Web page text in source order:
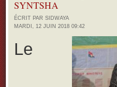
SYNTSHA
ÉCRIT PAR SIDWAYA
MARDI, 12 JUIN 2018 09:42
Le